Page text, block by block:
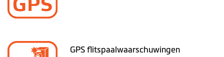
GPS flitspaalwaarschuwingen